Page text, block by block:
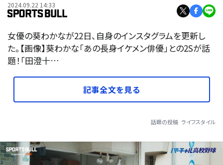
2024.09.22 14:33
女優の葵わかなが22日、自身のインスタグラムを更新し
た。【画像】葵わかな「あの長身イケメン俳優」との2Sが話
題！「田澄十…
記事全文を見る
話題の投稿 ライフスタイル